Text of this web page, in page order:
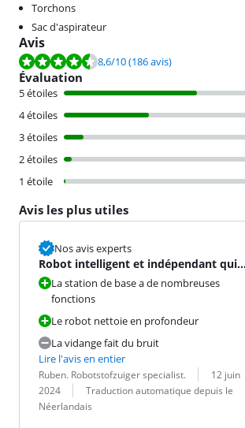
Torchons
Sac d'aspirateur
Avis
La note est de 8,6 sur 10, basée sur 186 avis.
8,6/10(186 avis)
Évaluation
5 étoiles
4 étoiles
3 étoiles
2 étoiles
1 étoile
Avis les plus utiles
Nos avis experts
Robot intelligent et indépendant qui
nettoie proprement
La station de base a de nombreuses
fonctions
Le robot nettoie en profondeur
La vidange fait du bruit
Lire l'avis en entier
Évaluation par :
Ruben. Robotstofzuiger specialist.
Date :
12 juin
2024
Traduction :
Traduction automatique depuis le
Néerlandais